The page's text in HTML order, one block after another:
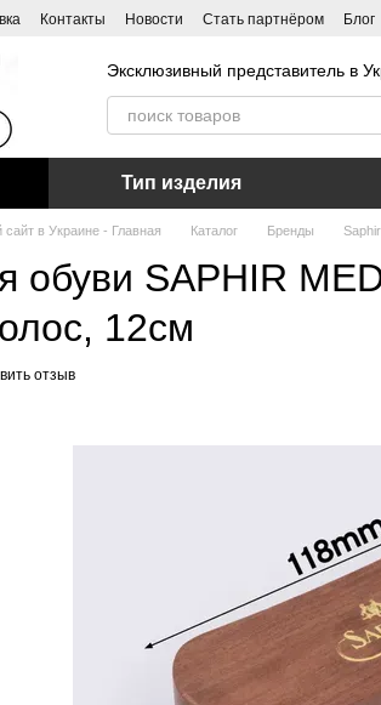
Контакты Новости Стать партнёром Блог
Эксклюзивный представитель в
Тип изделия
в Украине - Главная Каталог Бренды
обуви SAPHIR
12см
отзыв